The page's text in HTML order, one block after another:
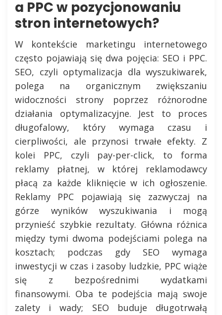
a PPC w pozycjonowaniu
stron internetowych?
W kontekście marketingu internetowego
często pojawiają się dwa pojęcia: SEO i PPC.
SEO, czyli optymalizacja dla wyszukiwarek,
polega na organicznym zwiększaniu
widoczności strony poprzez różnorodne
działania optymalizacyjne. Jest to proces
długofalowy, który wymaga czasu i
cierpliwości, ale przynosi trwałe efekty. Z
kolei PPC, czyli pay-per-click, to forma
reklamy płatnej, w której reklamodawcy
płacą za każde kliknięcie w ich ogłoszenie.
Reklamy PPC pojawiają się zazwyczaj na
górze wyników wyszukiwania i mogą
przynieść szybkie rezultaty. Główna różnica
między tymi dwoma podejściami polega na
kosztach; podczas gdy SEO wymaga
inwestycji w czas i zasoby ludzkie, PPC wiąże
się z bezpośrednimi wydatkami
finansowymi. Oba te podejścia mają swoje
zalety i wady; SEO buduje długotrwałą